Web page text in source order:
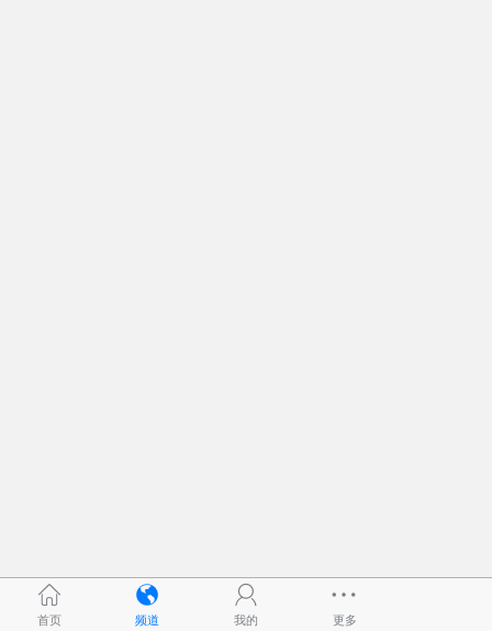
首页 频道 我的 更多